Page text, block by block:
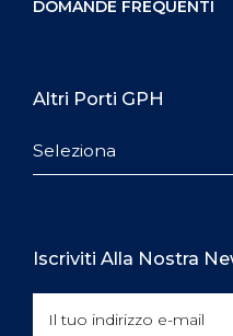
DOMANDE FREQUENTI
Altri Porti GPH
Seleziona
Iscriviti Alla Nostra